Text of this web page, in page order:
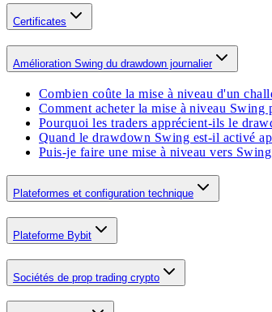
Certificates
Amélioration Swing du drawdown journalier
Combien coûte la mise à niveau d'un
Comment acheter la mise à niveau Swing
Pourquoi les traders apprécient-ils le
Quand le drawdown Swing est-il activé
Puis-je faire une mise à niveau vers
Plateformes et configuration technique
Plateforme Bybit
Sociétés de prop trading crypto